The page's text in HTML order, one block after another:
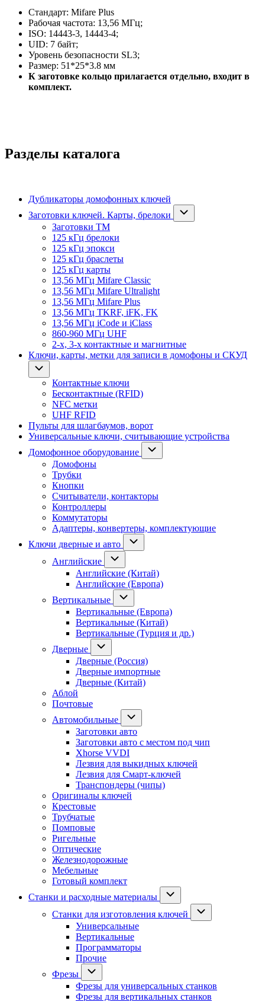
Стандарт: Mifare Plus
Рабочая частота: 13,56 МГц;
ISO: 14443-3, 14443-4;
UID: 7 байт;
Уровень безопасности SL3;
Размер: 51*25*3.8 мм
К заготовке кольцо прилагается отдельно, входит в
комплект.
Разделы каталога
Дубликаторы домофонных ключей
Заготовки ключей. Карты, брелоки
Заготовки ТМ
125 кГц брелоки
125 кГц эпокси
125 кГц браслеты
125 кГц карты
13,56 МГц Mifare Classic
13,56 МГц Mifare Ultralight
13,56 МГц Mifare Plus
13,56 МГц TKRF, iFK, FK
13,56 МГц iCode и iClass
860-960 МГц UHF
2-х, 3-х контактные и магнитные
Ключи, карты, метки для записи в домофоны и СКУД
Контактные ключи
Бесконтактные (RFID)
NFC метки
UHF RFID
Пульты для шлагбаумов, ворот
Универсальные ключи, считывающие устройства
Домофонное оборудование
Домофоны
Трубки
Кнопки
Считыватели, контакторы
Контроллеры
Коммутаторы
Адаптеры, конвертеры, комплектующие
Ключи дверные и авто
Английские
Английские (Китай)
Английские (Европа)
Вертикальные
Вертикальные (Европа)
Вертикальные (Китай)
Вертикальные (Турция и др.)
Дверные
Дверные (Россия)
Дверные импортные
Дверные (Китай)
Аблой
Почтовые
Автомобильные
Заготовки авто
Заготовки авто с местом под чип
Xhorse VVDI
Лезвия для выкидных ключей
Лезвия для Смарт-ключей
Транспондеры (чипы)
Оригиналы ключей
Крестовые
Трубчатые
Помповые
Ригельные
Оптические
Железнодорожные
Мебельные
Готовый комплект
Станки и расходные материалы
Станки для изготовления ключей
Универсальные
Вертикальные
Программаторы
Прочие
Фрезы
Фрезы для универсальных станков
Фрезы для вертикальных станков